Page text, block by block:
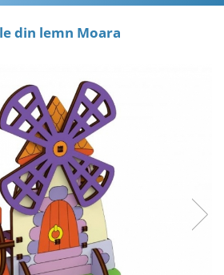
din lemn Moara